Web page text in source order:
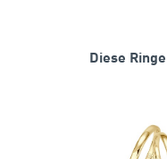
Diese